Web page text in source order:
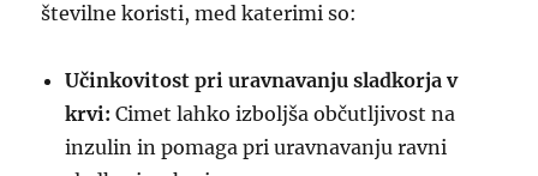
številne koristi, med katerimi so:
Učinkovitost pri uravnavanju sladkorja v
krvi: Cimet lahko izboljša občutljivost na
inzulin in pomaga pri uravnavanju ravni